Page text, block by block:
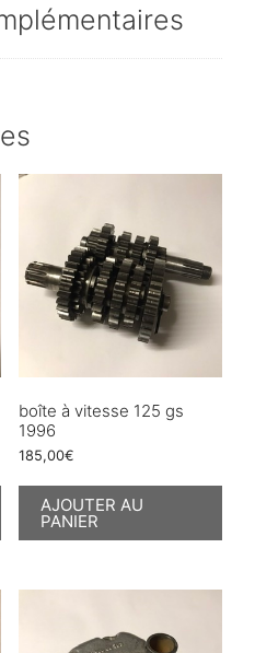
boîte à vitesse 125 gs
1996
185,00€
AJOUTER AU
PANIER